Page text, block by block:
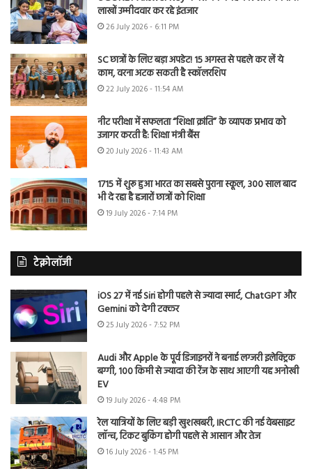
लाखों उम्मीदवार कर रहे इंतजार
26 July 2026 - 6:11 PM
SC छात्रों के लिए बड़ा अपडेट! 15 अगस्त से पहले कर लें ये
काम, वरना अटक सकती है स्कॉलरशिप
22 July 2026 - 11:54 AM
नीट परीक्षा में सफलता “शिक्षा क्रांति” के व्यापक प्रभाव को
उजागर करती है: शिक्षा मंत्री बैंस
20 July 2026 - 11:43 AM
1715 में शुरू हुआ भारत का सबसे पुराना स्कूल, 300 साल बाद
भी दे रहा है हजारों छात्रों को शिक्षा
19 July 2026 - 7:14 PM
टेक्नोलॉजी
iOS 27 में नई Siri होगी पहले से ज्यादा स्मार्ट, ChatGPT और
Gemini को देगी टक्कर
25 July 2026 - 7:52 PM
Audi और Apple के पूर्व डिजाइनरों ने बनाई लग्जरी इलेक्ट्रिक
बग्गी, 100 किमी से ज्यादा की रेंज के साथ आएगी यह अनोखी
EV
19 July 2026 - 4:48 PM
रेल यात्रियों के लिए बड़ी खुशखबरी, IRCTC की नई वेबसाइट
लॉन्च, टिकट बुकिंग होगी पहले से आसान और तेज
16 July 2026 - 1:45 PM